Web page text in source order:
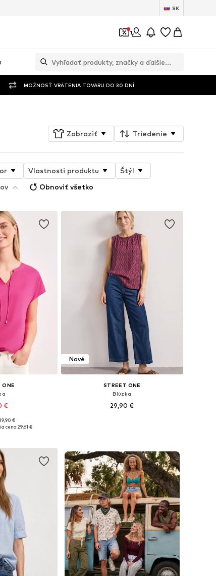
SK
1
MOŽNOSŤ VRÁTENIA TOVARU DO 30 DNÍ
Zobraziť Triedenie
Vlastnosti produktu
Štýl
Obnoviť všetko
ONE
€
S, M, L, XL, XXL
€
cena:29,61 €
Nové
STREET ONE
Blúzka
29,90 €